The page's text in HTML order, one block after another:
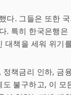
다. 그들은 또한
. 특히 한국은행
대책을 세워 위기
책금리 인하, 금
불구하고, 이 모